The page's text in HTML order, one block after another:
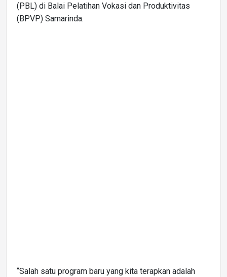
(PBL) di Balai Pelatihan Vokasi dan Produktivitas
(BPVP) Samarinda.
“Salah satu program baru yang kita terapkan adalah